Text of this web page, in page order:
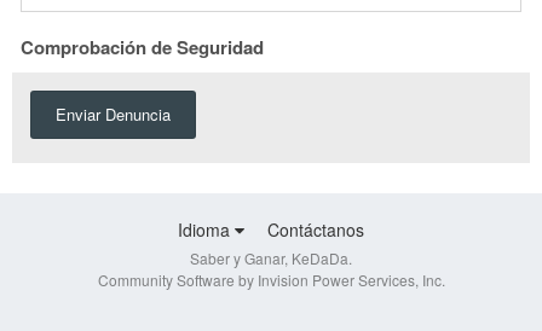
Comprobación de Seguridad
Enviar Denuncia
Idioma Contáctanos
Saber y Ganar, KeDaDa.
Community Software by Invision Power Services, Inc.